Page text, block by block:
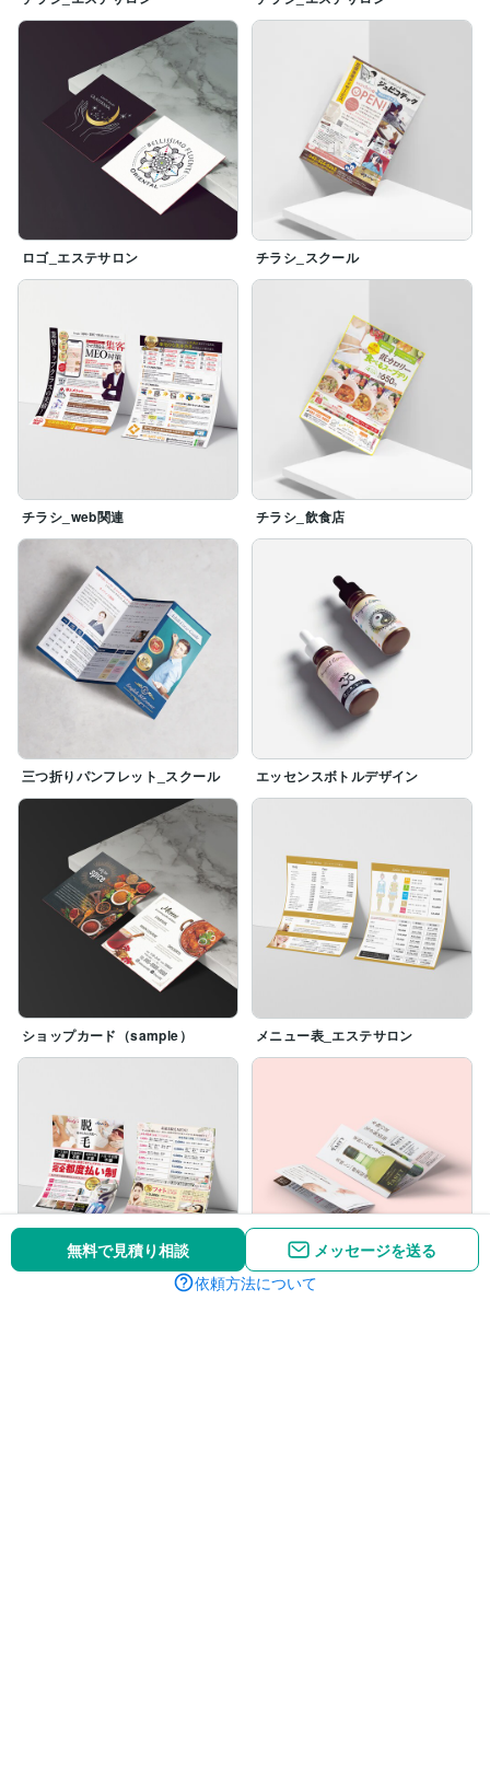
無料で見積り相談
メッセージを送る
依頼方法について
ロゴ_エステサロン チラシ_スクール
チラシ_web関連 チラシ_飲食店
三つ折りパンフレット_スクール エッセンスボトルデザイン
ショップカード（sample） メニュー表_エステサロン
パンフレット_商品